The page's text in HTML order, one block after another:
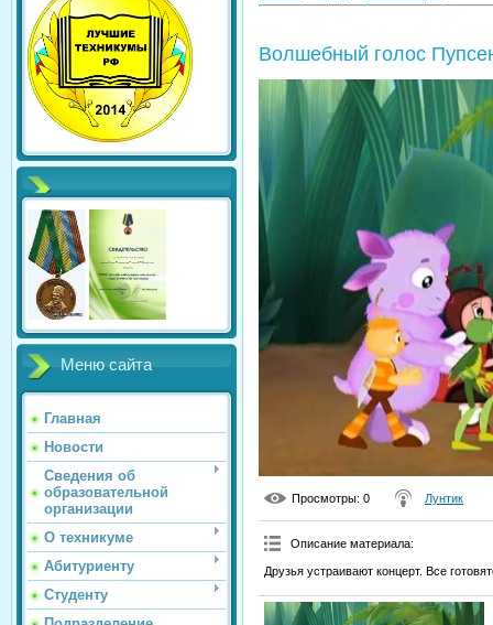
Меню сайта
Главная
Новости
Сведения об
образовательной
организации
О техникуме
Абитуриенту
Студенту
Волшебный голос
Просмотры: 0 Лунтик
Описание материала:
Друзья устраивают концерт. Все